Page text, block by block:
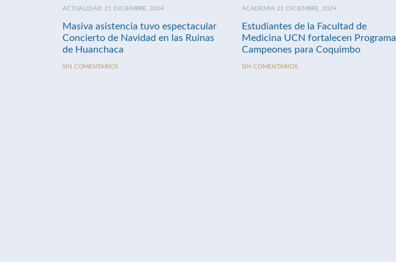
ACTUALIDAD 21 DICIEMBRE, 2024
Masiva asistencia tuvo espectacular
Concierto de Navidad en las Ruinas
de Huanchaca
SIN COMENTARIOS
ACADEMIA 21 DICIEMBRE, 2024
Estudiantes de la Facultad de
Medicina UCN fortalecen Programa
Campeones para Coquimbo
SIN COMENTARIOS